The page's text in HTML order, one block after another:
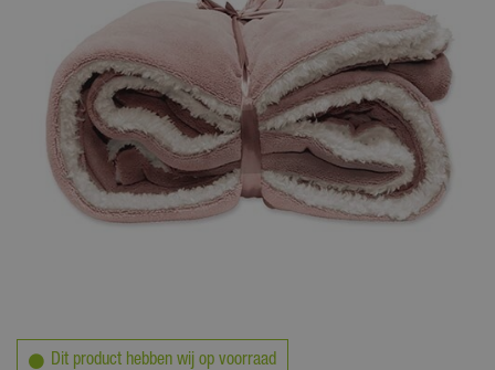
Dit product hebben wij op voorraad